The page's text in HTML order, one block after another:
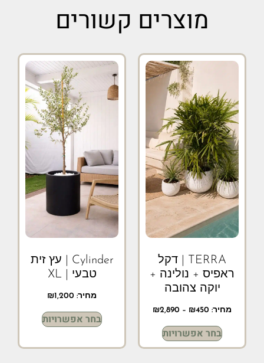
מוצרים קשורים
TERRA | דקל
ראפיס + נולינה +
יוקה צהובה
מחיר: ₪450
–
₪2,890
בחר אפשרויות
Cylinder | עץ זית
טבעי | XL
מחיר: ₪1,200
בחר אפשרויות